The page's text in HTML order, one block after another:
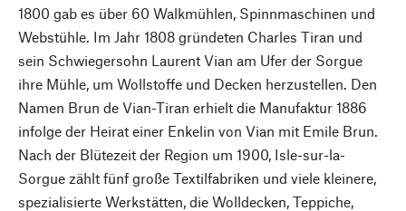
1800 gab es über 60 Walkmühlen, Spinnmaschinen und
Webstühle. Im Jahr 1808 gründeten Charles Tiran und
sein Schwiegersohn Laurent Vian am Ufer der Sorgue
ihre Mühle, um Wollstoffe und Decken herzustellen. Den
Namen Brun de Vian-Tiran erhielt die Manufaktur 1886
infolge der Heirat einer Enkelin von Vian mit Emile Brun.
Nach der Blütezeit der Region um 1900, Isle-sur-la-
Sorgue zählt fünf große Textilfabriken und viele kleinere,
spezialisierte Werkstätten, die Wolldecken, Teppiche,